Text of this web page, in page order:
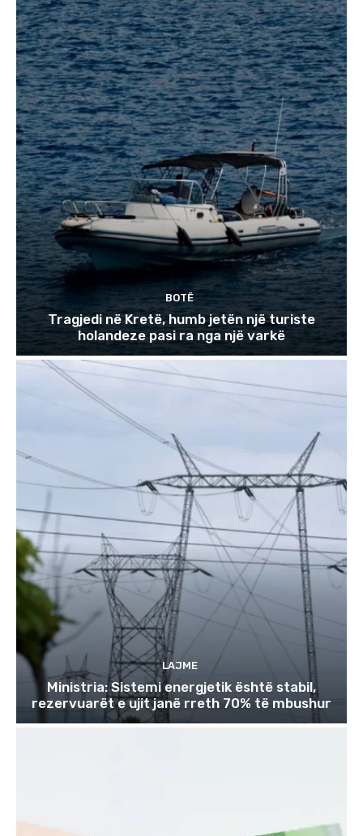
BOTË
Tragjedi në Kretë, humb jetën një turiste
holandeze pasi ra nga një varkë
LAJME
Ministria: Sistemi energjetik është stabil,
rezervuarët e ujit janë rreth 70% të mbushur